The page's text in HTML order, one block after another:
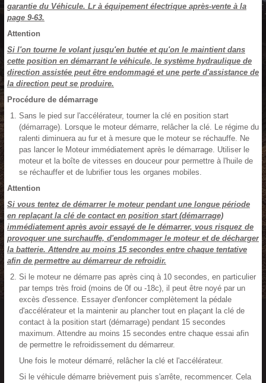
garantie du Véhicule. Lr à équipement électrique après-vente à la
page 9-63.
Attention
Si l'on tourne le volant jusqu'en butée et qu'on le maintient dans
cette position en démarrant le véhicule, le système hydraulique de
direction assistée peut être endommagé et une perte d'assistance de
la direction peut se produire.
Procédure de démarrage
Sans le pied sur l'accélérateur, tourner la clé en position start
(démarrage). Lorsque le moteur démarre, relâcher la clé. Le régime du
ralenti diminuera au fur et à mesure que le moteur se réchauffe. Ne
pas lancer le Moteur immédiatement après le démarrage. Utiliser le
moteur et la boîte de vitesses en douceur pour permettre à l'huile de
se réchauffer et de lubrifier tous les organes mobiles.
Attention
Si vous tentez de démarrer le moteur pendant une longue période
en replaçant la clé de contact en position start (démarrage)
immédiatement après avoir essayé de le démarrer, vous risquez de
provoquer une surchauffe, d'endommager le moteur et de décharger
la batterie. Attendre au moins 15 secondes entre chaque tentative
afin de permettre au démarreur de refroidir.
Si le moteur ne démarre pas après cinq à 10 secondes, en particulier
par temps très froid (moins de 0f ou -18c), il peut être noyé par un
excès d'essence. Essayer d'enfoncer complètement la pédale
d'accélérateur et la maintenir au plancher tout en plaçant la clé de
contact à la position start (démarrage) pendant 15 secondes
maximum. Attendre au moins 15 secondes entre chaque essai afin
de permettre le refroidissement du démarreur.
Une fois le moteur démarré, relâcher la clé et l'accélérateur.
Si le véhicule démarre brièvement puis s'arrête, recommencer. Cela